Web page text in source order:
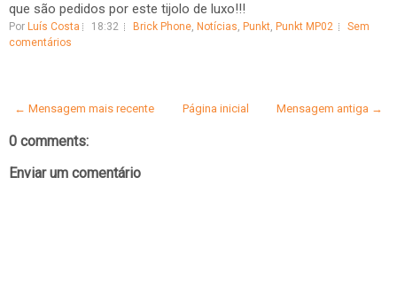
que são pedidos por este tijolo de luxo!!!
Por Luís Costa 18:32 Brick Phone, Notícias, Punkt, Punkt MP02
Sem
comentários
← Mensagem mais recente Mensagem antiga →
Página inicial
0 comments:
Enviar um comentário